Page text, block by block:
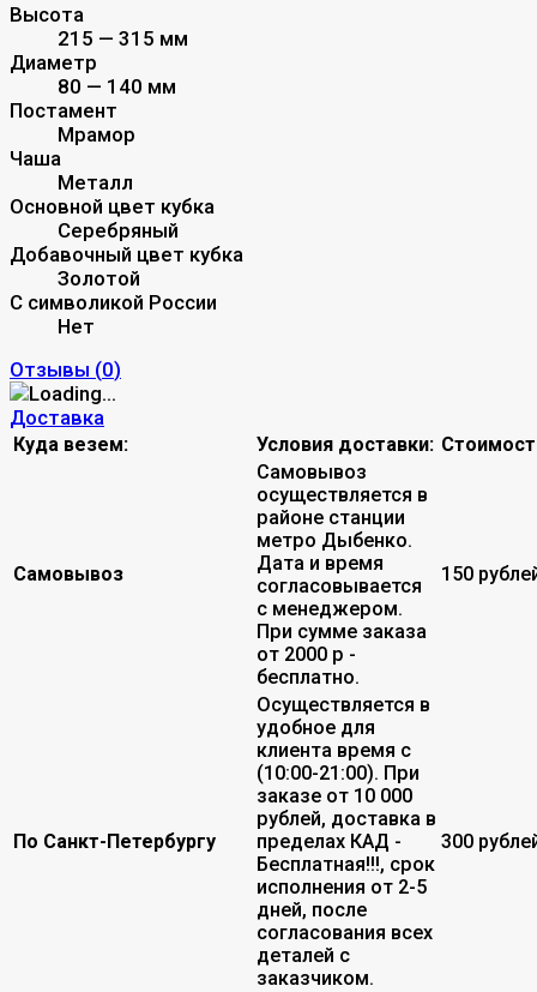
Высота
215 — 315 мм
Диаметр
80 — 140 мм
Постамент
Мрамор
Чаша
Металл
Основной цвет кубка
Серебряный
Добавочный цвет кубка
Золотой
С символикой России
Нет
Отзывы (0)
Доставка
Куда везем: Условия доставки:
Самовывоз
Самовывоз
осуществляется в
районе станции
метро Дыбенко.
Дата и время
согласовывается
с менеджером.
При сумме заказа
от 2000 р -
бесплатно.
150
По Санкт-Петербургу
Осуществляется в
удобное для
клиента время с
(10:00-21:00). При
заказе от 10 000
рублей, доставка в
пределах КАД -
Бесплатная!!!, срок
исполнения от 2-5
дней, после
согласования всех
деталей с
заказчиком.
300